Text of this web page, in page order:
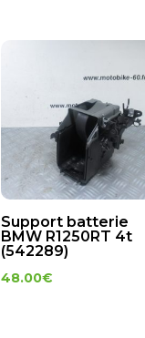
Support batterie
BMW R1250RT 4t
(542289)
48.00€